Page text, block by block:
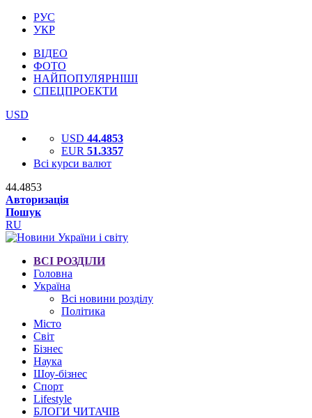
РУС
УКР
ВІДЕО
ФОТО
НАЙПОПУЛЯРНІШІ
СПЕЦПРОЕКТИ
USD
USD 44.4853
EUR 51.3357
Всі курси валют
44.4853
Авторизація
Пошук
RU
ВСІ РОЗДІЛИ
Головна
Україна
Всі новини розділу
Політика
Місто
Світ
Бізнес
Наука
Шоу-бізнес
Спорт
Lifestyle
БЛОГИ ЧИТАЧІВ